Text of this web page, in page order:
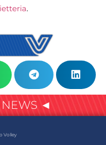
.
NEWS ◄
Volley